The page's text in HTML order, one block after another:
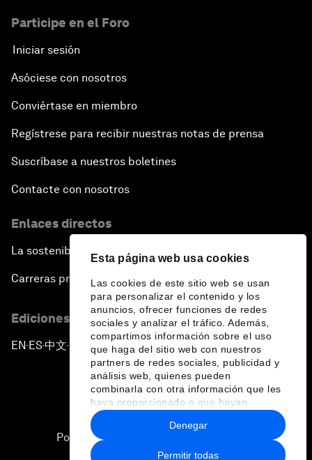
Esta página web usa cookies
Las cookies de este sitio web se usan
para personalizar el contenido y los
anuncios, ofrecer funciones de redes
sociales y analizar el tráfico. Además,
compartimos información sobre el uso
que haga del sitio web con nuestros
partners de redes sociales, publicidad y
análisis web, quienes pueden
combinarla con otra información que les
haya proporcionado o que hayan
recopilado a partir del uso que haya
hecho de sus servicios.
Permitir todas
Denegar
Participe en el Foro
Iniciar sesión
Asóciese con nosotros
Conviértase en miembro
Regístrese para recibir nuestras notas de prensa
Suscríbase a nuestros boletines
Contacte con nosotros
Enlaces directos
La sostenibilidad en el Foro
Carreras profesionales
Ediciones en otros idiomas
EN ▪ES▪中文▪ 日本語
Política de privacidad y normas de uso